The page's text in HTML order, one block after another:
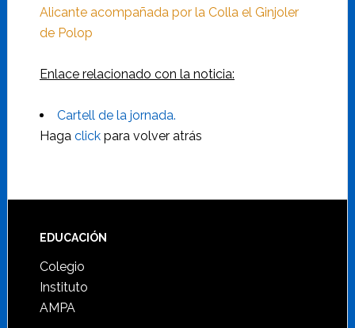
Alicante acompañada por la Colla el Ginjoler
de Polop
Enlace relacionado con la noticia:
Cartell de la jornada.
Haga clickpara volver atrás
Footer
EDUCACIÓN
Colegio
Instituto
AMPA